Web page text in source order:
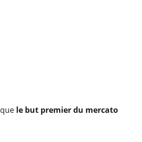
que le but premier du mercato